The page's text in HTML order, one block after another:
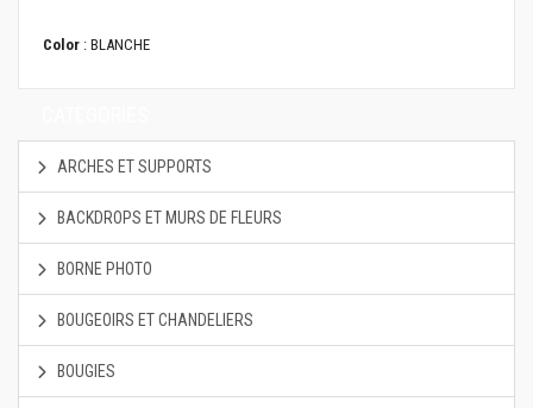
Color : BLANCHE
ARCHES ET SUPPORTS
BACKDROPS ET MURS DE FLEURS
BORNE PHOTO
BOUGEOIRS ET CHANDELIERS
BOUGIES